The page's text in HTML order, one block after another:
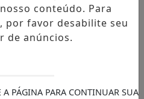
conteúdo. Para
por favor desabilite seu
de anúncios.
PÁGINA PARA CONTINUAR SUA